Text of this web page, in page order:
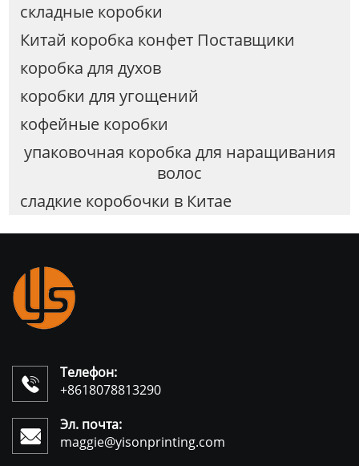
складные коробки
Китай коробка конфет Поставщики
коробка для духов
коробки для угощений
кофейные коробки
упаковочная коробка для наращивания
волос
сладкие коробочки в Китае

Телефон:
+8618078813290

Эл. почта:
maggie@yisonprinting.com